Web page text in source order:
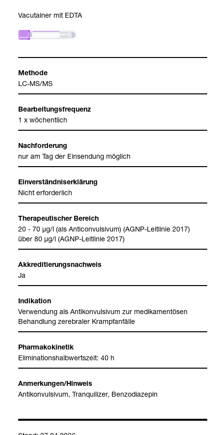
Vacu­tai­ner mit EDTA
Methode
LC-​MS/MS
Bear­bei­tungs­fre­quenz
1 x wöchent­lich
Nach­for­de­rung
nur am Tag der Ein­sen­dung mög­lich
Ein­ver­ständ­nis­er­klä­rung
Nicht erfor­der­lich
The­ra­peu­ti­scher Bereich
20 - 70 µg/l (als Anti­con­vul­si­vum) (AGNP-​Leit­li­nie 2017)
über 80 μg/l (AGNP-​Leit­li­nie 2017)
Akkre­di­tie­rungs­nach­weis
Ja
Indi­ka­tion
Ver­wen­dung als Anti­kon­vul­si­vum zur medi­ka­men­tö­sen
Behand­lung zere­bra­ler Krampf­an­fälle
Phar­ma­ko­ki­ne­tik
Eli­mi­na­ti­ons­halb­werts­zeit: 40 h
Anmer­kun­gen/Hin­weis
Anti­kon­vul­si­vum, Tran­qui­li­zer, Ben­zo­dia­ze­pin